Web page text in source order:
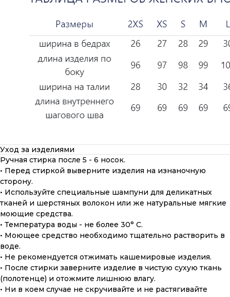
Уход за изделиями
Ручная стирка после 5 - 6 носок.
• Перед стиркой выверните изделия на изнаночную
сторону.
• Используйте специальные шампуни для деликатных
тканей и шерстяных волокон или же натуральные мягкие
моющие средства.
• Температура воды - не более 30° С.
• Моющее средство необходимо тщательно растворить в
воде.
• Не рекомендуется отжимать кашемировые изделия.
• После стирки заверните изделие в чистую сухую ткань
(полотенце) и отожмите лишнюю влагу.
• Ни в коем случае не скручивайте и не растягивайте